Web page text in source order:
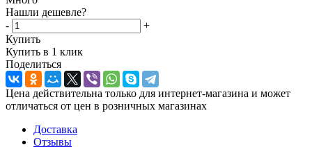
Нашли дешевле?
-
+
Купить
Купить в 1 клик
Поделиться
Цена действительна только для интернет-магазина и может
отличаться от цен в розничных магазинах
Доставка
Отзывы